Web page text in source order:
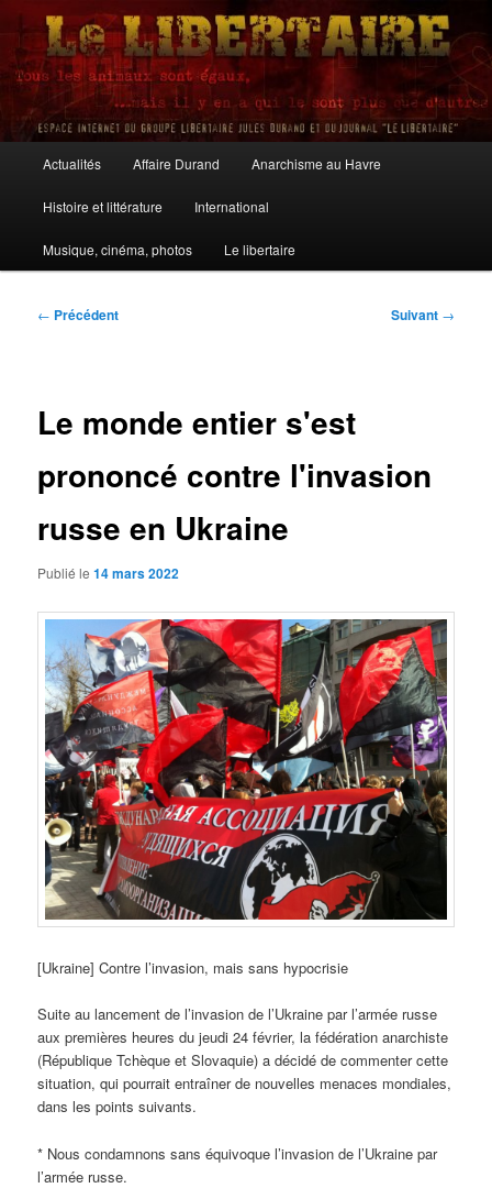
Aller
contenu
principalLe Libertaire
principal
Actualités Affaire Durand Anarchisme au Havre
Histoire et littérature International
Musique, cinéma, photos Le libertaire
Navigation
← Précédent Suivant →
Le monde entier s'est
prononcé contre l'invasion
russe en Ukraine
Publié le14 mars 2022
[Ukraine] Contre l’invasion, mais sans hypocrisie
Suite au lancement de l’invasion de l’Ukraine par l’armée russe
aux premières heures du jeudi 24 février, la fédération anarchiste
(République Tchèque et Slovaquie) a décidé de commenter cette
situation, qui pourrait entraîner de nouvelles menaces mondiales,
dans les points suivants.
* Nous condamnons sans équivoque l’invasion de l’Ukraine par
l’armée russe.